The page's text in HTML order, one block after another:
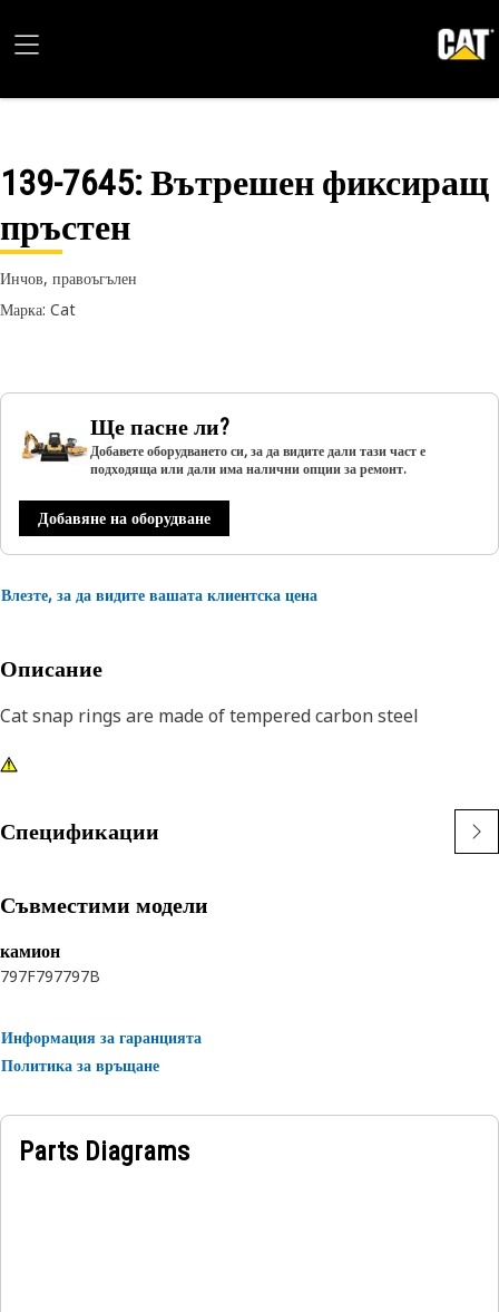
139-7645: Вътрешен фиксиращ
пръстен
Инчов, правоъгълен
Марка: Cat
Ще пасне ли?
Добавете оборудването си, за да видите дали тази част е
подходяща или дали има налични опции за ремонт.
Добавяне на оборудване
Влезте, за да видите вашата клиентска цена
Описание
Cat snap rings are made of tempered carbon steel
Спецификации
Съвместими модели
камион
797F797797B
Информация за гаранцията
Политика за връщане
Parts Diagrams